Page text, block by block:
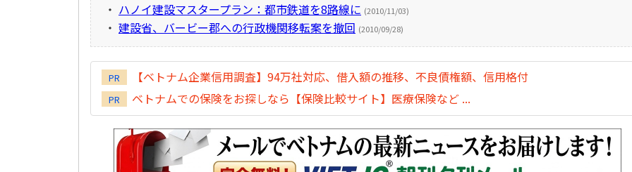
・ ハノイ建設マスタープラン：都市鉄道を8路線に (2010/11/03)
・ 建設省、バービー郡への行政機関移転案を撤回 (2010/09/28)
PR 【ベトナム企業信用調査】94万社対応、借入額の推移、不良債権額、信用格付
PR ベトナムでの保険をお探しなら【保険比較サイト】医療保険など ...